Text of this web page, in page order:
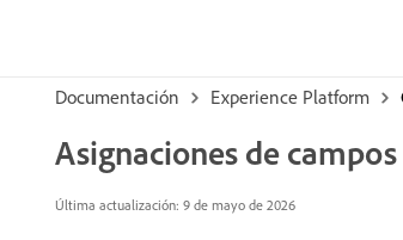
Documentación Experience Platform
Asignaciones de
Última actualización: 9 de mayo de 2026